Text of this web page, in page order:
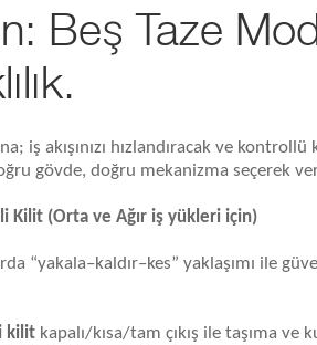
Beş Taze
akışınızı hızlandıracak ve kontrollü
gövde, doğru mekanizma seçerek
Kilit (Orta ve Ağır iş yükleri için)
“yakala–kaldır–kes” yaklaşımı ile
kilit kapalı/kısa/tam çıkış ile taşıma ve